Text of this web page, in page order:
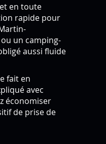
en toute
rapide pour
un camping-
aussi fluide
fait en
avec
économiser
de prise de